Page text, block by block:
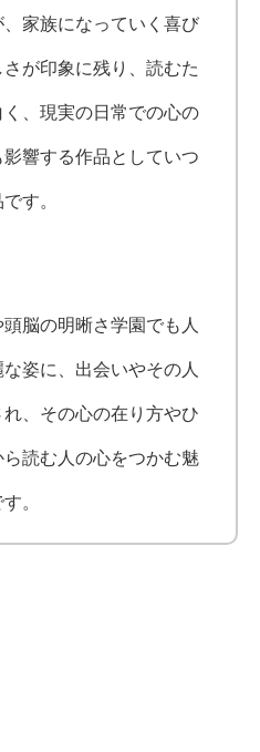
家族になっていく喜び
が印象に残り、読むた
、現実の日常での心の
響する作品としていつ
す。
脳の明晰さ学園でも人
姿に、出会いやその人
、その心の在り方やひ
読む人の心をつかむ魅
。